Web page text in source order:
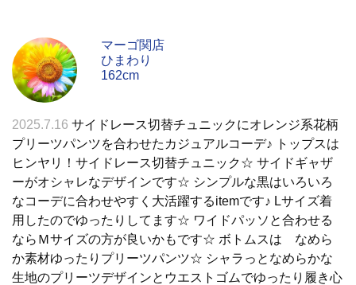
マーゴ関店
ひまわり
162cm
2025.7.16 サイドレース切替チュニックにオレンジ系花柄
プリーツパンツを合わせたカジュアルコーデ♪ トップスは
ヒンヤリ！サイドレース切替チュニック☆ サイドギャザ
ーがオシャレなデザインです☆ シンプルな黒はいろいろ
なコーデに合わせやすく大活躍するitemです♪ Lサイズ着
用したのでゆったりしてます☆ ワイドパッソと合わせる
ならＭサイズの方が良いかもです☆ ボトムスは なめら
か素材ゆったりプリーツパンツ☆ シャラっとなめらかな
生地のプリーツデザインとウエストゴムでゆったり履き心